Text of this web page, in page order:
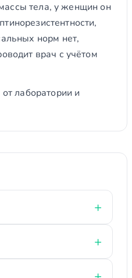
тела, у женщин он
норм нет,
врач с учётом
лаборатории и